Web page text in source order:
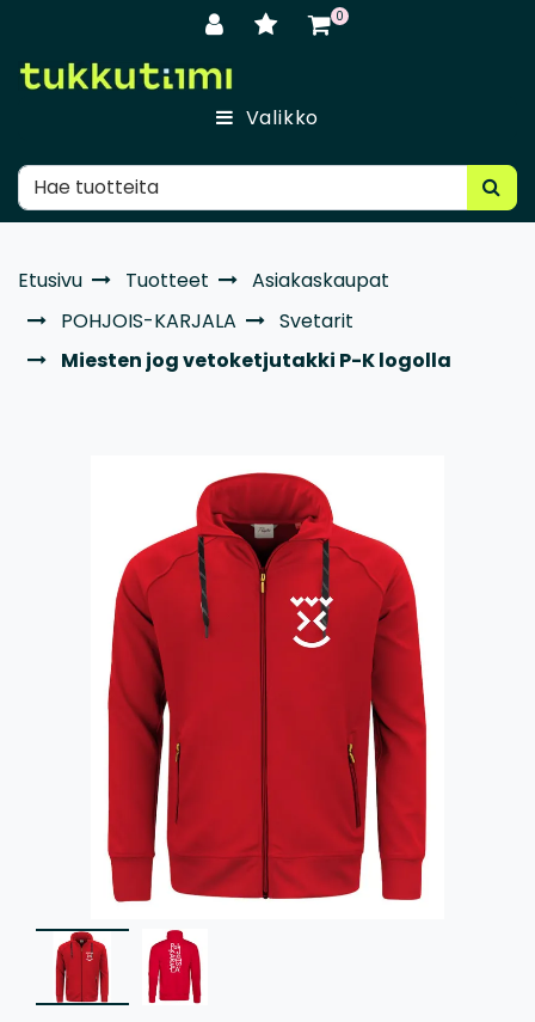
0
Valikko
Etusivu Tuotteet
Asiakaskaupat
POHJOIS-KARJALA
Svetarit
Miesten jog vetoketjutakki P-K logolla